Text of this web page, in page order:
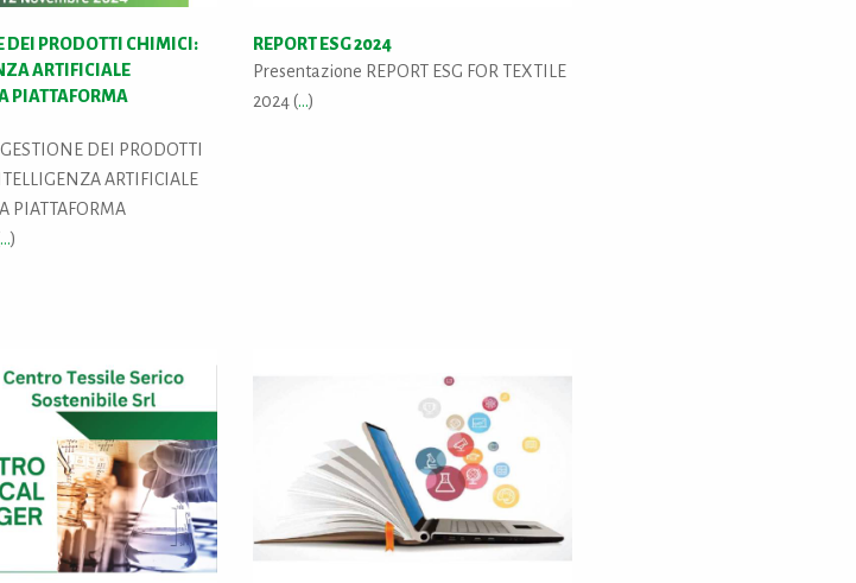
DEI PRODOTTI CHIMICI:
ARTIFICIALE
PIATTAFORMA
DEI PRODOTTI
ARTIFICIALE
PIATTAFORMA
...)
REPORT ESG 2024
Presentazione REPORT ESG FOR TEXTILE
2024 (...)